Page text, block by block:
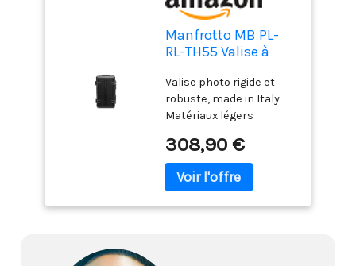
Manfrotto MB PL-
RL-TH55 Valise à
Appareil photo Noir
Valise photo rigide et
robuste, made in Italy
Matériaux légers
militaires Fixation pour
trépied Leviers de
verrouillage sécurisés 1 x
308,90 €